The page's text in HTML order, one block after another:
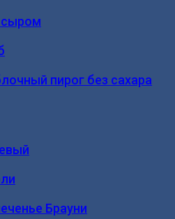
сыром
пирог без сахара
Брауни